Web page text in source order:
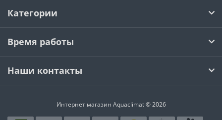
Категории
Время работы
Наши контакты
Интернет магазин Aquaclimat © 2026